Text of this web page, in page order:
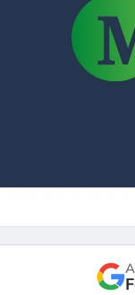
Gli investitori